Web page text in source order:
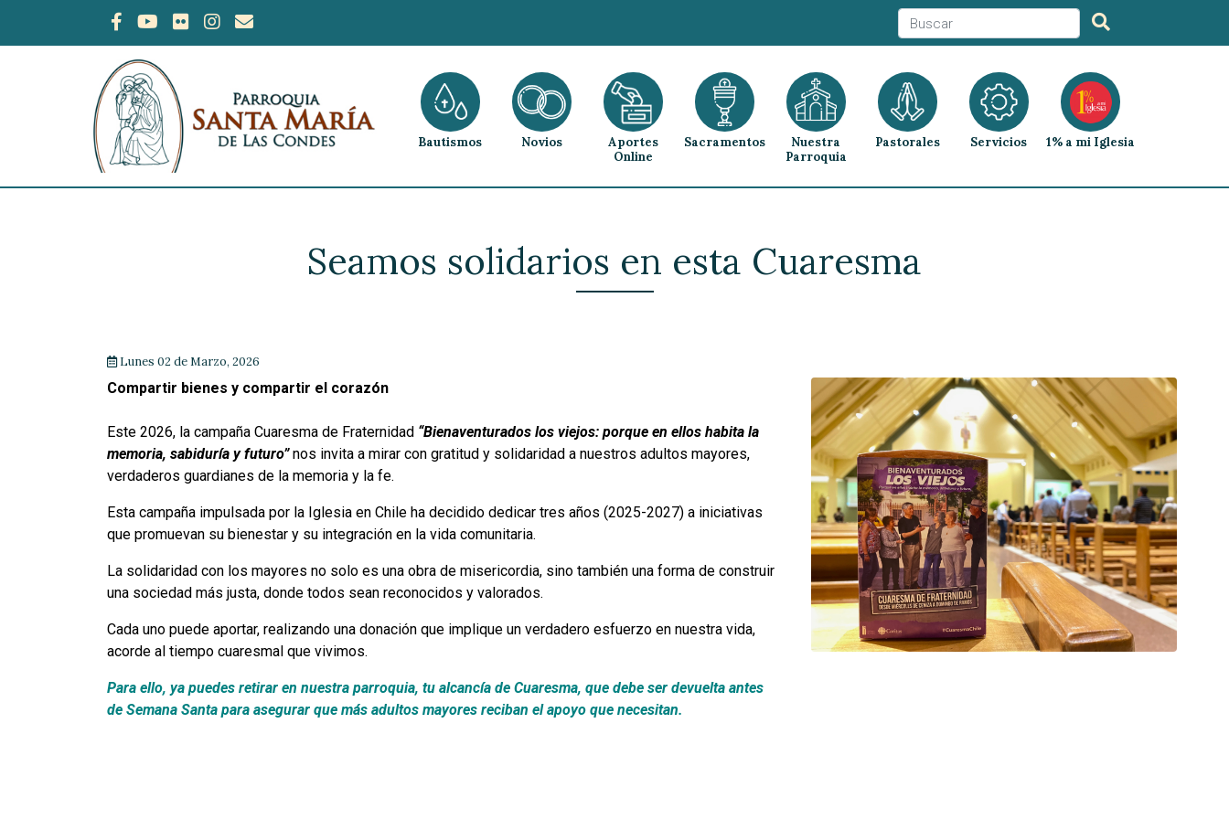
Bautismos Novios
Aportes
Online
Sacramentos
Nuestra
Parroquia
Pastorales Servicios 1% a mi Iglesia
Seamos solidarios en esta Cuaresma
Lunes 02 de Marzo, 2026
Compartir bienes y compartir el corazón
Este 2026, la campaña Cuaresma de Fraternidad “Bienaventurados los viejos: porque en ellos habita la
memoria, sabiduría y futuro”nos invita a mirar con gratitud y solidaridad a nuestros adultos mayores,
verdaderos guardianes de la memoria y la fe.
Esta campaña impulsada por la Iglesia en Chile ha decidido dedicar tres años (2025-2027) a iniciativas
que promuevan su bienestar y su integración en la vida comunitaria.
La solidaridad con los mayores no solo es una obra de misericordia, sino también una forma de construir
una sociedad más justa, donde todos sean reconocidos y valorados.
Cada uno puede aportar, realizando una donación que implique un verdadero esfuerzo en nuestra vida,
acorde al tiempo cuaresmal que vivimos.
Para ello, ya puedes retirar en nuestra parroquia, tu alcancía de Cuaresma, que debe ser devuelta antes
de Semana Santa para asegurar que más adultos mayores reciban el apoyo que necesitan.